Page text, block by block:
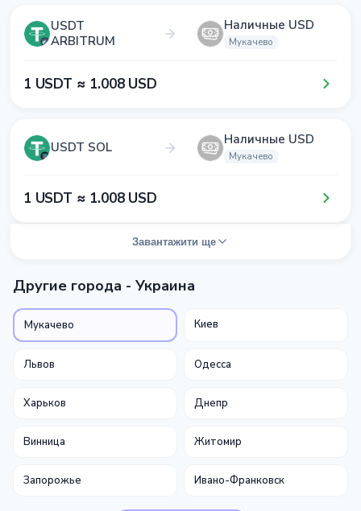
USDT
ARBITRUM
Наличные USD
Мукачево
1​ USDT ≈ 1​.0​0​8​ USD
USDT SOL Наличные USD
Мукачево
1​ USDT ≈ 1​.0​0​8​ USD
Завантажити ще
Другие города - Украина
Мукачево Киев
Львов Одесса
Харьков Днепр
Винница Житомир
Запорожье Ивано-Франковск